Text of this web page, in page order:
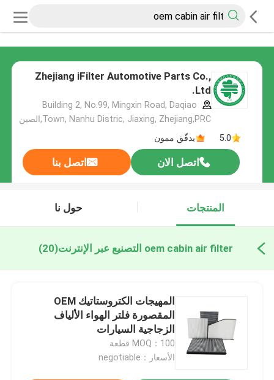
Zhejiang iFilter Automotive Parts Co.,
Ltd.
Building 2, No.99, Mingxin Road, Daqiao
Town, Nanhu Distric, Jiaxing, Zhejiang,PRC,الصين
5.0
يدقّق ممون
اتصل الان اتصل بنا
المنتجات حول نا
oem cabin air filter التصنيع عبر الإنترنت (20)
المهيجات الكتروستاتيك OEM
المقصورة فلتر الهواء الألياف
الزجاجية السيارات
MOQ：100 قطعة
الأسعار：negotiable